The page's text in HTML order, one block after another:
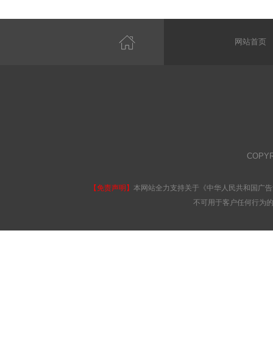
网站首页
【免责声明】 本网站全力支持关于《中华人民共和国广
不可用于客户任何行为